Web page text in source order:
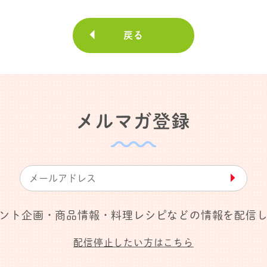
戻る
メルマガ登録
▶︎
ト企画・商品情報・料理レシピなどの情報を配信
配信停止したい方はこちら